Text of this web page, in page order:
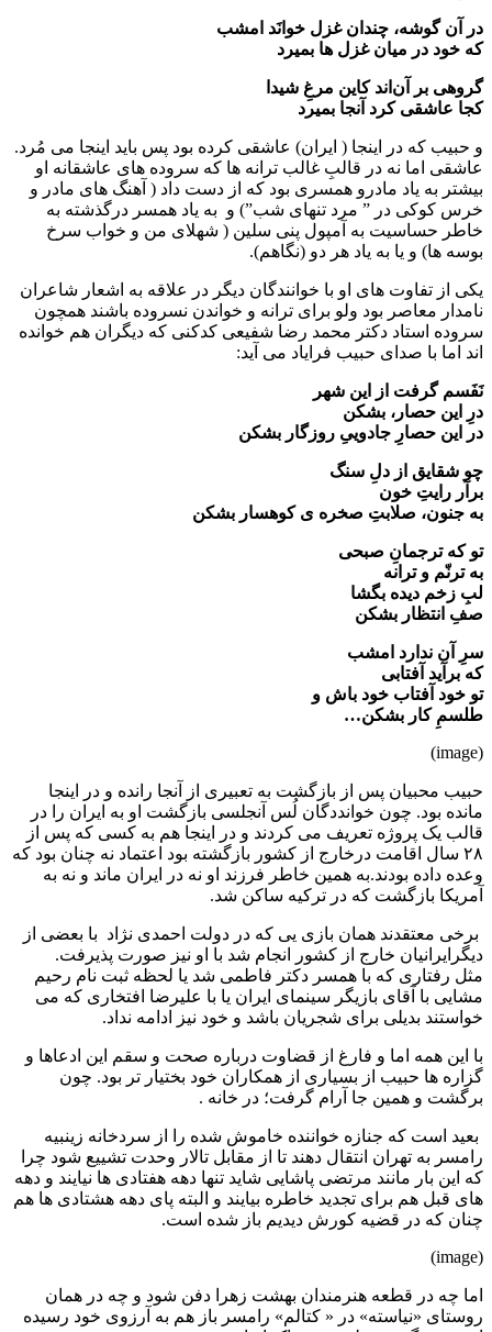
در آن گوشه، چندان غزل خوانَد امشب
که خود در میان غزل ها بمیرد
گروهی بر آن‌اند کاین مرغِ شیدا
کجا عاشقی کرد آنجا بمیرد
و حبیب که در اینجا ( ایران) عاشقی کرده بود پس باید اینجا می مُرد.
عاشقی اما نه در قالبِ غالب ترانه ها که سروده های عاشقانه او
بیشتر به یاد مادرو همسری بود که از دست داد ( آهنگ های مادر و
خرس کوکی در ” مرد تنهای شب”) و به یاد همسر درگذشته به
خاطر حساسیت به آمپول پنی سلین ( شهلای من و خواب سرخ
بوسه ها) و یا به یاد هر دو (نگاهم).
یکی از تفاوت های او با خوانندگان دیگر در علاقه به اشعار شاعران
نامدار معاصر بود ولو برای ترانه و خواندن نسروده باشند همچون
سروده استاد دکتر محمد رضا شفیعی کدکنی که دیگران هم خوانده
اند اما با صدای حبیب فرایاد می آید:
نَفَسم گرفت از این شهر
درِ این حصار، بشکن
در این حصارِ جادوییِ روزگار بشکن
چو شقایق از دلِ سنگ
برآر رایتِ خون
به جنون، صلابتِ صخره ی کوهسار بشکن
تو که ترجمانِ صبحی
به ترنّم و ترانه
لبِ زخم دیده بگشا
صفِ انتظار بشکن
سرِ آن ندارد امشب
که برآید آفتابی
تو خود آفتاب خود باش و
طلسمِ کار بشکن…
(image)
حبیب محبیان پس از بازگشت به تعبیری از آنجا رانده و در اینجا
مانده بود. چون خوانددگان لُس آنجلسی بازگشت او به ایران را در
قالب یک پروژه تعریف می کردند و در اینجا هم به کسی که پس از
۲۸ سال اقامت درخارج از کشور بازگشته بود اعتماد نه چنان بود که
وعده داده بودند.به همین خاطر فرزند او نه در ایران ماند و نه به
آمریکا بازگشت که در ترکیه ساکن شد.
برخی معتقدند همان بازی یی که در دولت احمدی نژاد با بعضی از
دیگرایرانیان خارج از کشور انجام شد با او نیز صورت پذیرفت.
مثل رفتاری که با همسر دکتر فاطمی شد یا لحظه ثبت نام رحیم
مشایی با آقای بازیگر سینمای ایران یا با علیرضا افتخاری که می
خواستند بدیلی برای شجریان باشد و خود نیز ادامه نداد.
با این همه اما و فارغ از قضاوت درباره صحت و سقم این ادعاها و
گزاره ها حبیب از بسیاری از همکاران خود بختیار تر بود. چون
برگشت و همین جا آرام گرفت؛ در خانه .
بعید است که جنازه خواننده خاموش شده را از سردخانه زینبیه
رامسر به تهران انتقال دهند تا از مقابل تالار وحدت تشییع شود چرا
که این بار مانند مرتضی پاشایی شاید تنها دهه هفتادی ها نیایند و دهه
های قبل هم برای تجدید خاطره بیایند و البته پای دهه هشتادی ها هم
چنان که در قضیه کورش دیدیم باز شده است.
(image)
اما چه در قطعه هنرمندان بهشت زهرا دفن شود و چه در همان
روستای «نیاسته» در « کتالم» رامسر باز هم به آرزوی خود رسیده